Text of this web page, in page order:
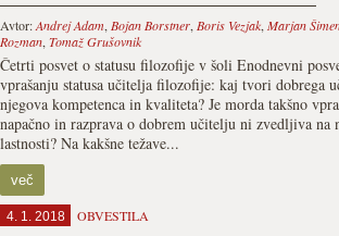
Avtor:Andrej Adam, Bojan Borstner, Boris Vezjak, Marjan
Rozman, Tomaž Grušovnik
Četrti posvet o statusu filozofije v šoli Enodnevni
vprašanju statusa učitelja filozofije: kaj tvori dobrega
njegova kompetenca in kvaliteta? Je morda takšno
napačno in razprava o dobrem učitelju ni zvedljiva na
lastnosti? Na kakšne težave...
več
4. 1. 2018 OBVESTILA